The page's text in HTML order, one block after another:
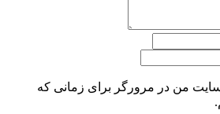
من در مرورگر برای زمانی که